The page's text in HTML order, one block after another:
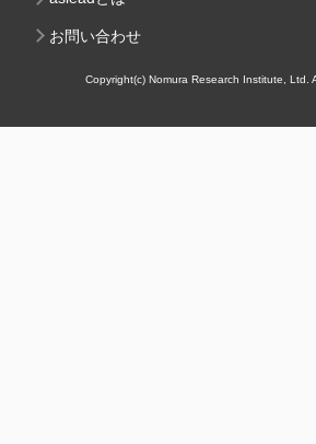
お問い合わせ
Copyright(c) Nomura Research Institute, Ltd.